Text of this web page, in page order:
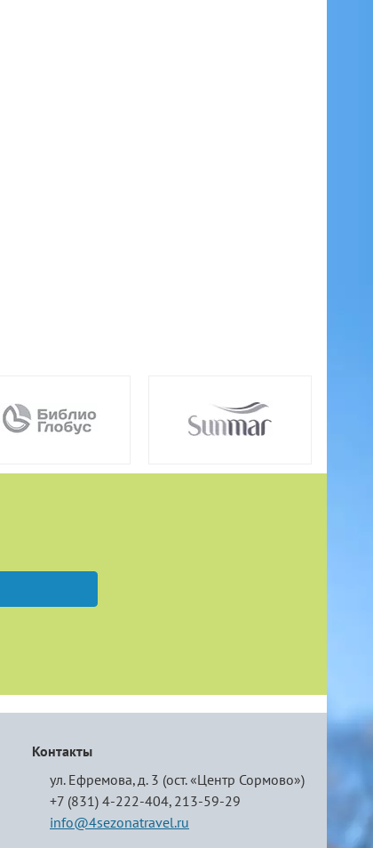
Контакты
ул. Ефремова, д. 3 (ост. «Центр Сормово»)
+7 (831) 4-222-404, 213-59-29
info@4sezonatravel.ru